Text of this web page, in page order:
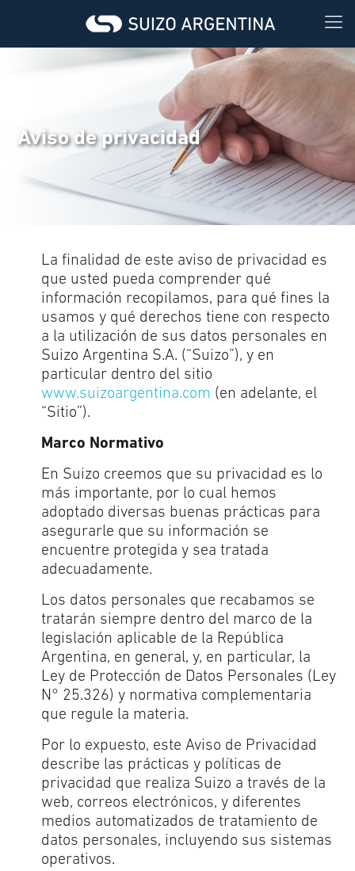
Aviso de privacidad
La finalidad de este aviso de privacidad es
que usted pueda comprender qué
información recopilamos, para qué fines la
usamos y qué derechos tiene con respecto
a la utilización de sus datos personales en
Suizo Argentina S.A. (“Suizo”), y en
particular dentro del sitio
www.suizoargentina.com (en adelante, el
“Sitio”).
Marco Normativo
En Suizo creemos que su privacidad es lo
más importante, por lo cual hemos
adoptado diversas buenas prácticas para
asegurarle que su información se
encuentre protegida y sea tratada
adecuadamente.
Los datos personales que recabamos se
tratarán siempre dentro del marco de la
legislación aplicable de la República
Argentina, en general, y, en particular, la
Ley de Protección de Datos Personales (Ley
N° 25.326) y normativa complementaria
que regule la materia.
Por lo expuesto, este Aviso de Privacidad
describe las prácticas y políticas de
privacidad que realiza Suizo a través de la
web, correos electrónicos, y diferentes
medios automatizados de tratamiento de
datos personales, incluyendo sus sistemas
operativos.